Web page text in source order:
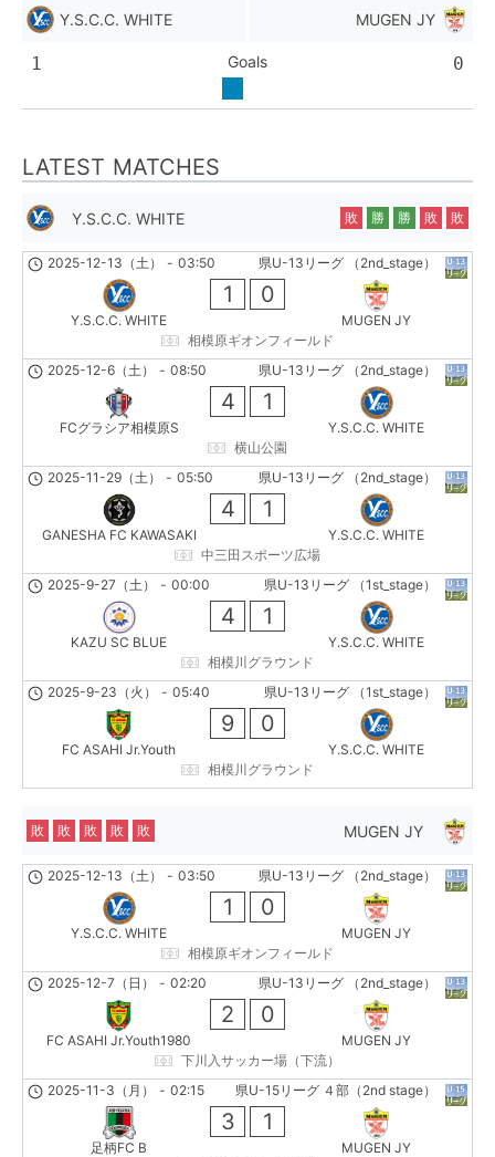
Y.S.C.C. WHITE MUGEN JY
1 Goals 0
LATEST MATCHES
Y.S.C.C. WHITE 敗 勝 勝 敗 敗
県U-13リーグ （2nd_stage）
2025-12-13（土） - 03:50
Y.S.C.C. WHITE
1 0
MUGEN JY
相模原ギオンフィールド
県U-13リーグ （2nd_stage）
2025-12-6（土） - 08:50
FCグラシア相模原S
4 1
Y.S.C.C. WHITE
横山公園
県U-13リーグ （2nd_stage）
2025-11-29（土） - 05:50
GANESHA FC KAWASAKI
4 1
Y.S.C.C. WHITE
中三田スポーツ広場
県U-13リーグ （1st_stage）
2025-9-27（土） - 00:00
KAZU SC BLUE
4 1
Y.S.C.C. WHITE
相模川グラウンド
県U-13リーグ （1st_stage）
2025-9-23（火） - 05:40
FC ASAHI Jr.Youth
9 0
Y.S.C.C. WHITE
相模川グラウンド
MUGEN JY
敗 敗 敗 敗 敗
県U-13リーグ （2nd_stage）
2025-12-13（土） - 03:50
Y.S.C.C. WHITE
1 0
MUGEN JY
相模原ギオンフィールド
県U-13リーグ （2nd_stage）
2025-12-7（日） - 02:20
FC ASAHI Jr.Youth1980
2 0
MUGEN JY
下川入サッカー場（下流）
県U-15リーグ ４部（2nd stage）
2025-11-3（月） - 02:15
足柄FC B
3 1
MUGEN JY